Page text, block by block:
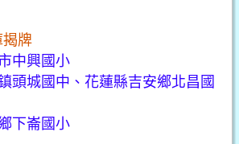
揭牌
中興國小
頭城國中、花蓮縣吉安鄉北昌國
下崙國小